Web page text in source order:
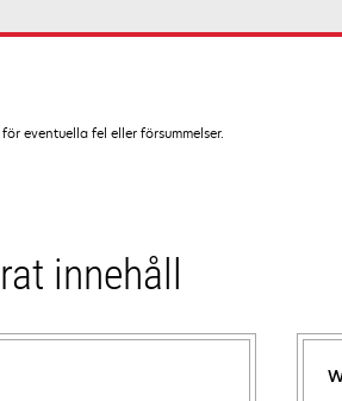
eventuella fel eller försummelser.
innehåll